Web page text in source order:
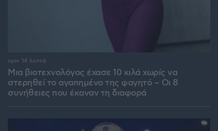
Μια βιοτεχνολόγος έχασε 10 κιλά χωρίς να
στερηθεί το αγαπημένο της φαγητό – Οι 8
συνήθειες που έκαναν τη διαφορά
πριν 14 λεπτά